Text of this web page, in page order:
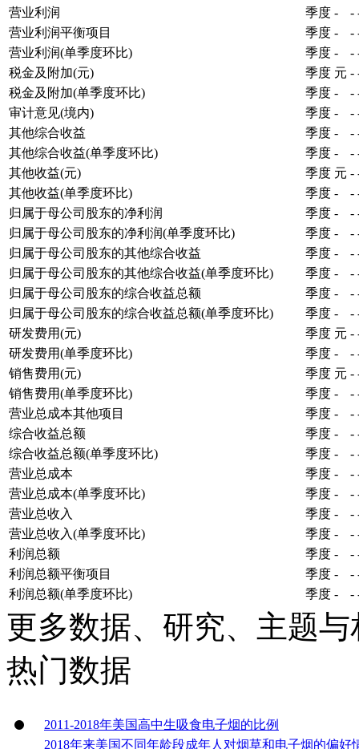
营业利润
季度 - -
营业利润平衡项目
季度 - -
营业利润(单季度环比)
季度 - -
税金及附加(元)
季度 元 -
税金及附加(单季度环比)
季度 - -
审计意见(境内)
季度 - -
其他综合收益
季度 - -
其他综合收益(单季度环比)
季度 - -
其他收益(元)
季度 元 -
其他收益(单季度环比)
季度 - -
归属于母公司股东的净利润
季度 - -
归属于母公司股东的净利润(单季度环比)
季度 - -
归属于母公司股东的其他综合收益
季度 - -
归属于母公司股东的其他综合收益(单季度环比)
季度 - -
归属于母公司股东的综合收益总额
季度 - -
归属于母公司股东的综合收益总额(单季度环比)
季度 - -
研发费用(元)
季度 元 -
研发费用(单季度环比)
季度 - -
销售费用(元)
季度 元 -
销售费用(单季度环比)
季度 - -
营业总成本其他项目
季度 - -
综合收益总额
季度 - -
综合收益总额(单季度环比)
季度 - -
营业总成本
季度 - -
营业总成本(单季度环比)
季度 - -
营业总收入
季度 - -
营业总收入(单季度环比)
季度 - -
利润总额
季度 - -
利润总额平衡项目
季度 - -
利润总额(单季度环比)
季度 - -
更多数据、研究、主题
热门数据
2011-2018年美国高中生吸食电子烟的比例
2018年来美国不同年龄段成年人对烟草和电子烟的偏好